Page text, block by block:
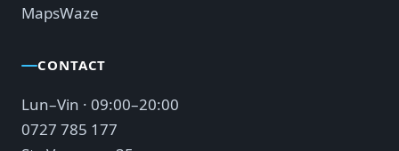
MapsWaze
CONTACT
Lun–Vin · 09:00–20:00
0727 785 177